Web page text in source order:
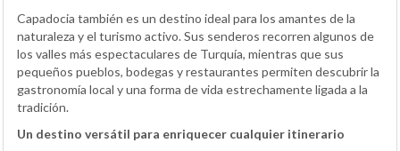
Capadocia también es un destino ideal para los amantes de la
naturaleza y el turismo activo. Sus senderos recorren algunos de
los valles más espectaculares de Turquía, mientras que sus
pequeños pueblos, bodegas y restaurantes permiten descubrir la
gastronomía local y una forma de vida estrechamente ligada a la
tradición.
Un destino versátil para enriquecer cualquier itinerario